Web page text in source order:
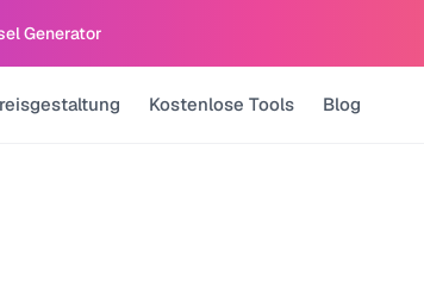
Generator
Kostenlose Tools Blog